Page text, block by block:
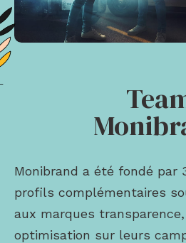
Monibrand a été fondé par
profils complémentaires
aux marques
optimisation sur leurs